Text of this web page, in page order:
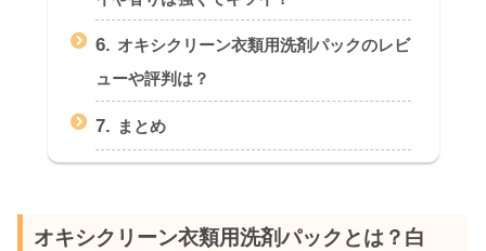
6. オキシクリーン衣類用洗剤パックのレビ
ューや評判は？
7. まとめ
オキシクリーン衣類用洗剤パックとは？白